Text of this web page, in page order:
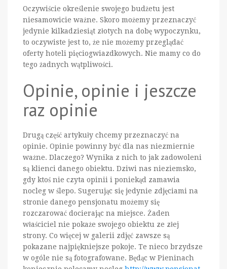
Oczywiście określenie swojego budżetu jest
niesamowicie ważne. Skoro możemy przeznaczyć
jedynie kilkadziesiąt złotych na dobę wypoczynku,
to oczywiste jest to, że nie możemy przeglądać
oferty hoteli pięciogwiazdkowych. Nie mamy co do
tego żadnych wątpliwości.
Opinie, opinie i jeszcze
raz opinie
Drugą część artykuły chcemy przeznaczyć na
opinie. Opinie powinny być dla nas niezmiernie
ważne. Dlaczego? Wynika z nich to jak zadowoleni
są klienci danego obiektu. Dziwi nas nieziemsko,
gdy ktoś nie czyta opinii i poniekąd zamawia
nocleg w ślepo. Sugerując się jedynie zdjęciami na
stronie danego pensjonatu możemy się
rozczarować docierając na miejsce. Żaden
właściciel nie pokaże swojego obiektu ze złej
strony. Co więcej w galerii zdjęć zawsze są
pokazane najpiękniejsze pokoje. Te nieco brzydsze
w ogóle nie są fotografowane. Będąc w Pieninach